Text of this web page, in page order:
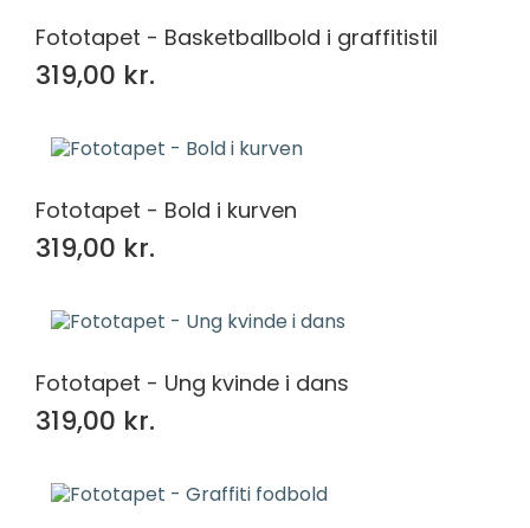
Fototapet - Basketballbold i graffitistil
319,00 kr.
Fototapet - Bold i kurven
319,00 kr.
Fototapet - Ung kvinde i dans
319,00 kr.